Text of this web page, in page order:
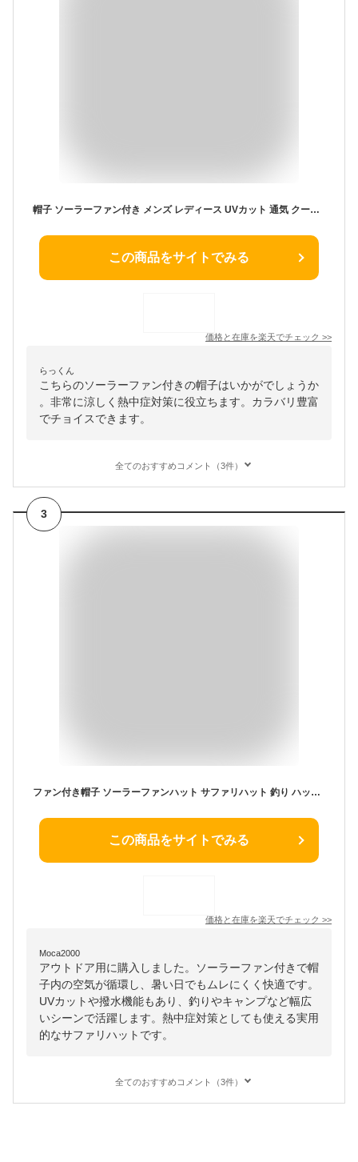
帽子 ソーラーファン付き メンズ レディース UVカット 通気 クール感 速乾 熱中症対策 ひんやりキャップ サファリハット アウトドア 登山 釣り用 360度日除け ハット 折りたたみ 携帯便利 通勤 自転車 遠足 グッズ 防水 サイズ調整可
この商品をサイトでみる
価格と在庫を楽天でチェック >>
らっくん
こちらのソーラーファン付きの帽子はいかがでしょうか
。非常に涼しく熱中症対策に役立ちます。カラバリ豊富
でチョイスできます。
全てのおすすめコメント（3件）
3
ファン付き帽子 ソーラーファンハット サファリハット 釣り ハット メンズ レディース 撥水 アウトドア 登山 キャンプ バーベキュー UVカット 帽子 通気 速乾 熱中症対策 ひんやりキャップ ソーラーファン付き サファリハット アウトドア 登山 釣り用 扇風機付き帽子
この商品をサイトでみる
価格と在庫を楽天でチェック >>
Moca2000
アウトドア用に購入しました。ソーラーファン付きで帽
子内の空気が循環し、暑い日でもムレにくく快適です。
UVカットや撥水機能もあり、釣りやキャンプなど幅広
いシーンで活躍します。熱中症対策としても使える実用
的なサファリハットです。
全てのおすすめコメント（3件）